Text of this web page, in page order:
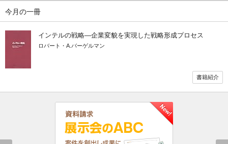
今月の一冊
インテルの戦略―企業変貌を実現した戦略形成プロセス
ロバート・A.バーゲルマン
書籍紹介